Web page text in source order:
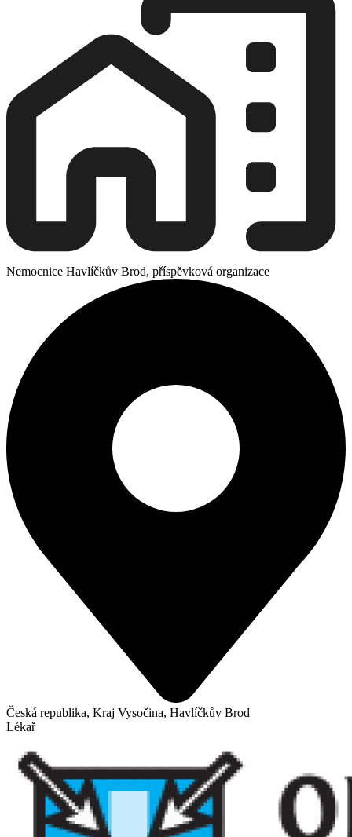
Nemocnice Havlíčkův Brod, příspěvková organizace
Česká republika, Kraj Vysočina, Havlíčkův Brod
Lékař